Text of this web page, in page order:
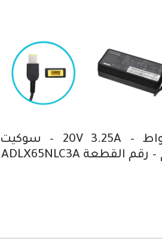
شاحن لينوفو 65 واط – 20V 3.25A – سوكيت